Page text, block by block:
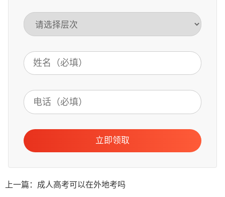
立即领取
上一篇：成人高考可以在外地考吗